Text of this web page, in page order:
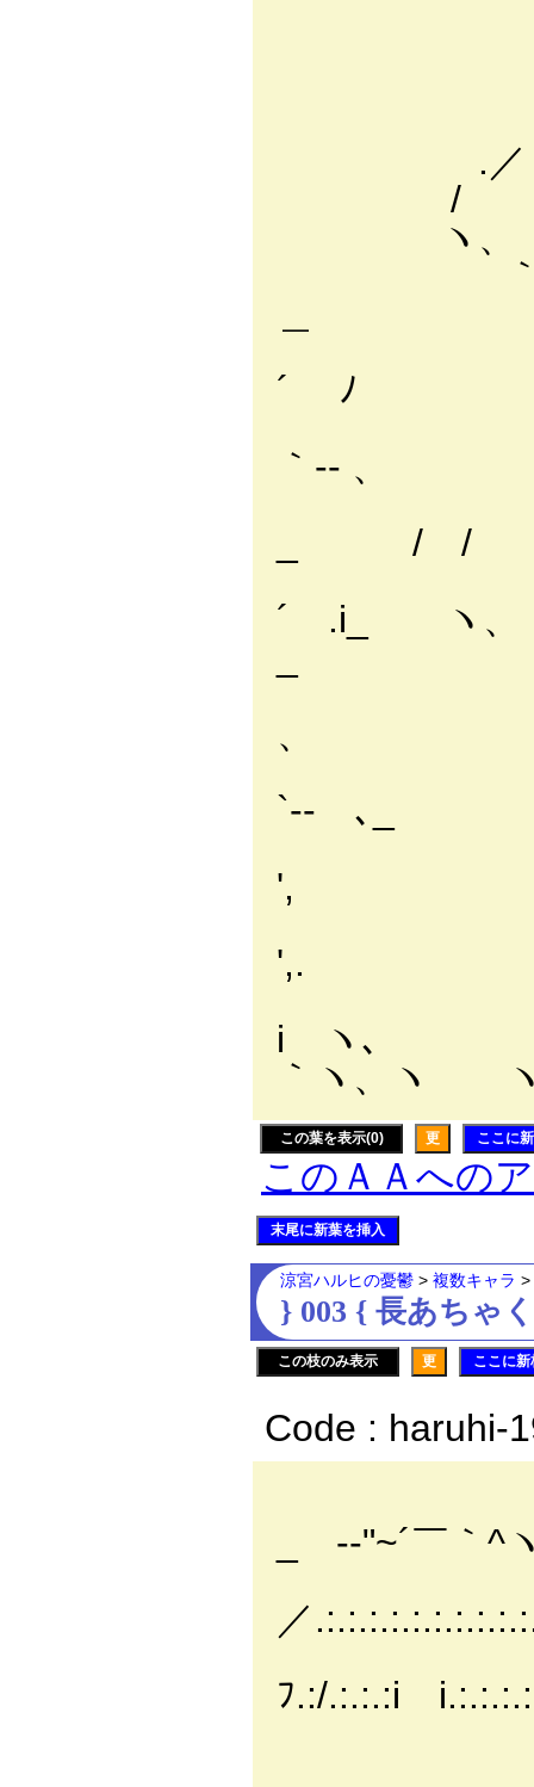
.／
/ ､' i _
ヽ、
｀''‐-
´ ﾉ
｀‐- 、
_ / /
´
、 `
`‐- ､
', ｀`
',.
i
｀ヽ、ヽ
この葉を表示(0) 更 ここに
このＡＡへの
末尾に新葉を挿入
涼宮ハルヒの憂鬱 > 複数キャラ >
} 003 { 長あちゃ
この枝のみ表示 更 ここに
Code : haruhi-
_ -‐"~´￣｀^
／
ﾌ.:/.:.:.:i